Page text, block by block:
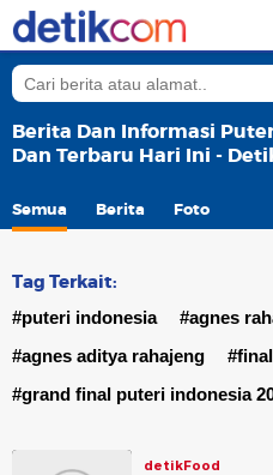
Berita Dan Informasi
Dan Terbaru Hari Ini -
Semua Berita Foto
Tag Terkait:
#puteri indonesia
#agnes
#agnes aditya rahajeng
#grand final puteri indonesia
detikFood